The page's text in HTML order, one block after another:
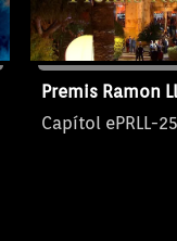
Premis Ramon
Capítol ePRLL-